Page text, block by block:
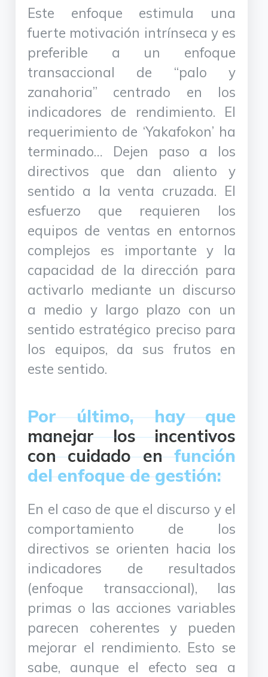
Este enfoque estimula una
fuerte motivación intrínseca y es
preferible a un enfoque
transaccional de “palo y
zanahoria” centrado en los
indicadores de rendimiento. El
requerimiento de ‘Yakafokon’ ha
terminado… Dejen paso a los
directivos que dan aliento y
sentido a la venta cruzada. El
esfuerzo que requieren los
equipos de ventas en entornos
complejos es importante y la
capacidad de la dirección para
activarlo mediante un discurso
a medio y largo plazo con un
sentido estratégico preciso para
los equipos, da sus frutos en
este sentido.
Por último, hay que
manejar los incentivos
con cuidado enfunción
del enfoque de gestión:
En el caso de que el discurso y el
comportamiento de los
directivos se orienten hacia los
indicadores de resultados
(enfoque transaccional), las
primas o las acciones variables
parecen coherentes y pueden
mejorar el rendimiento. Esto se
sabe, aunque el efecto sea a